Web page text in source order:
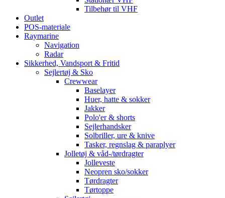
Tilbehør til VHF
Outlet
POS-materiale
Raymarine
Navigation
Radar
Sikkerhed, Vandsport & Fritid
Sejlertøj & Sko
Crewwear
Baselayer
Huer, hatte & sokker
Jakker
Polo'er & shorts
Sejlerhandsker
Solbriller, ure & knive
Tasker, regnslag & paraplyer
Jolletøj & våd-/tørdragter
Jolleveste
Neopren sko/sokker
Tørdragter
Tørtoppe